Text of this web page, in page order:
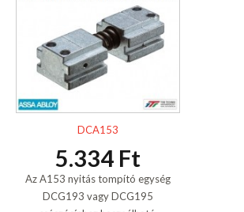
DCA153
5.334 Ft
Az A153 nyitás tompító egység
DCG193 vagy DCG195